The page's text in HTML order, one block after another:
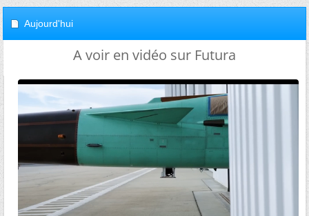
Aujourd'hui
A voir en vidéo sur Futura